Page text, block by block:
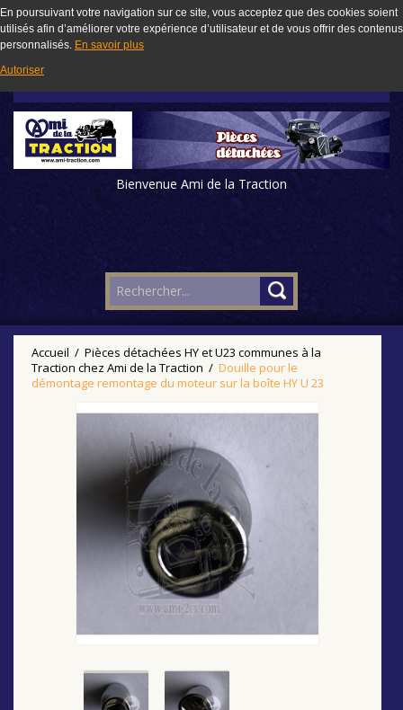
En poursuivant votre navigation sur ce site, vous acceptez que des cookies soient
utilisés afin d’améliorer votre expérience d’utilisateur et de vous offrir des contenus
personnalisés. En savoir plus
Autoriser
Bienvenue Ami de la Traction
Accueil / Pièces détachées HY et U23 communes à la
Traction chez Ami de la Traction / Douille pour le
démontage remontage du moteur sur la boîte HY U 23